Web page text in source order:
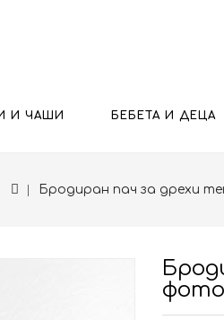
И ЧАШИ БЕБЕТА И ДЕЦА
Бродиран пач за дрехи